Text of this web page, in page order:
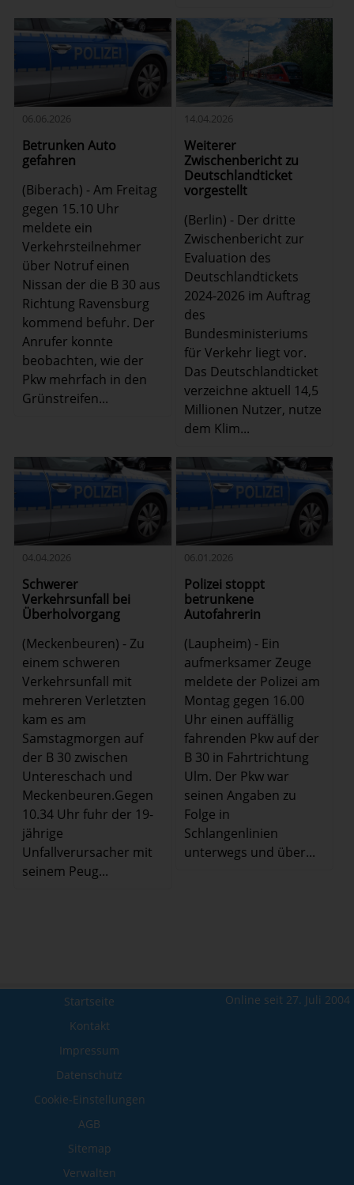
06.06.2026
Betrunken Auto
gefahren
(Biberach) - Am Freitag
gegen 15.10 Uhr
meldete ein
Verkehrsteilnehmer
über Notruf einen
Nissan der die B 30 aus
Richtung Ravensburg
kommend befuhr. Der
Anrufer konnte
beobachten, wie der
Pkw mehrfach in den
Grünstreifen...
14.04.2026
Weiterer
Zwischenbericht zu
Deutschlandticket
vorgestellt
(Berlin) - Der dritte
Zwischenbericht zur
Evaluation des
Deutschlandtickets
2024-2026 im Auftrag
des
Bundesministeriums
für Verkehr liegt vor.
Das Deutschlandticket
verzeichne aktuell 14,5
Millionen Nutzer, nutze
dem Klim...
04.04.2026
Schwerer
Verkehrsunfall bei
Überholvorgang
(Meckenbeuren) - Zu
einem schweren
Verkehrsunfall mit
mehreren Verletzten
kam es am
Samstagmorgen auf
der B 30 zwischen
Untereschach und
Meckenbeuren.Gegen
10.34 Uhr fuhr der 19-
jährige
Unfallverursacher mit
seinem Peug...
06.01.2026
Polizei stoppt
betrunkene
Autofahrerin
(Laupheim) - Ein
aufmerksamer Zeuge
meldete der Polizei am
Montag gegen 16.00
Uhr einen auffällig
fahrenden Pkw auf der
B 30 in Fahrtrichtung
Ulm. Der Pkw war
seinen Angaben zu
Folge in
Schlangenlinien
unterwegs und über...
Online seit 27. Juli 2004
Startseite
Kontakt
Impressum
Datenschutz
Cookie-Einstellungen
AGB
Sitemap
Verwalten